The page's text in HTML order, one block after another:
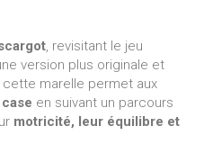
, revisitant le jeu
version plus originale et
marelle permet aux
en suivant un parcours
motricité, leur équilibre et